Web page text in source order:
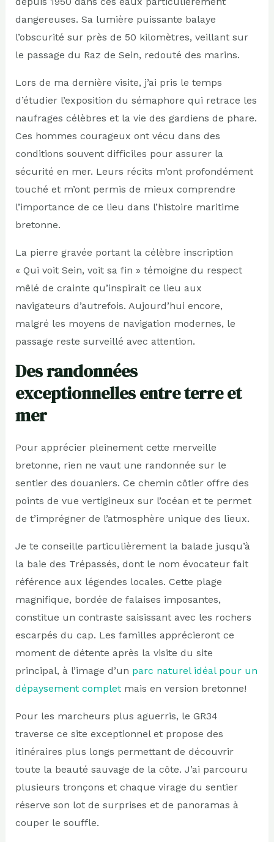
dangereuses. Sa lumière puissante balaye
l’obscurité sur près de 50 kilomètres, veillant sur
le passage du Raz de Sein, redouté des marins.
Lors de ma dernière visite, j’ai pris le temps
d’étudier l’exposition du sémaphore qui retrace les
naufrages célèbres et la vie des gardiens de phare.
Ces hommes courageux ont vécu dans des
conditions souvent difficiles pour assurer la
sécurité en mer. Leurs récits m’ont profondément
touché et m’ont permis de mieux comprendre
l’importance de ce lieu dans l’histoire maritime
bretonne.
La pierre gravée portant la célèbre inscription
« Qui voit Sein, voit sa fin » témoigne du respect
mêlé de crainte qu’inspirait ce lieu aux
navigateurs d’autrefois. Aujourd’hui encore,
malgré les moyens de navigation modernes, le
passage reste surveillé avec attention.
Des randonnées
exceptionnelles entre terre et
mer
Pour apprécier pleinement cette merveille
bretonne, rien ne vaut une randonnée sur le
sentier des douaniers. Ce chemin côtier offre des
points de vue vertigineux sur l’océan et te permet
de t’imprégner de l’atmosphère unique des lieux.
Je te conseille particulièrement la balade jusqu’à
la baie des Trépassés, dont le nom évocateur fait
référence aux légendes locales. Cette plage
magnifique, bordée de falaises imposantes,
constitue un contraste saisissant avec les rochers
escarpés du cap. Les familles apprécieront ce
moment de détente après la visite du site
principal, à l’image d’un parc naturel idéal pour un
dépaysement completmais en version bretonne!
Pour les marcheurs plus aguerris, le GR34
traverse ce site exceptionnel et propose des
itinéraires plus longs permettant de découvrir
toute la beauté sauvage de la côte. J’ai parcouru
plusieurs tronçons et chaque virage du sentier
réserve son lot de surprises et de panoramas à
couper le souffle.